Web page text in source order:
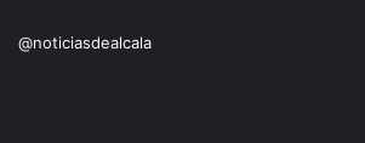
@noticiasdealcala